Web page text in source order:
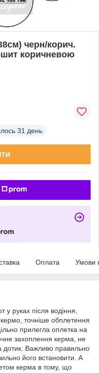
черн/корич.
коричневою
31 день
Оплата Умови
у руках після водіння,
точніше обплетення
прилегла оплетка на
захоплення керма, не
дотик. Важливо правильно
його встановити. А
керма в тому, що